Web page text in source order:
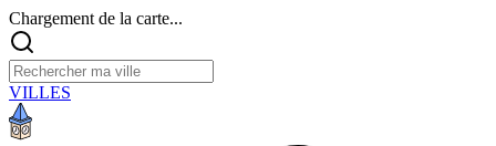
Chargement de la carte...
VILLES